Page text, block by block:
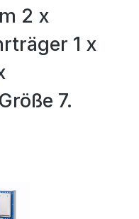
2 x
1 x
7.